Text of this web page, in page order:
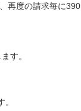
再度の請求毎に390
す。